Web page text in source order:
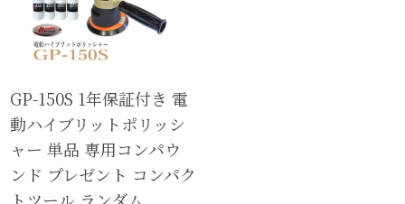
GP-150S 1年保証付き 電
動ハイブリットポリッシ
ャー 単品 専用コンパウ
ンド プレゼント コンパク